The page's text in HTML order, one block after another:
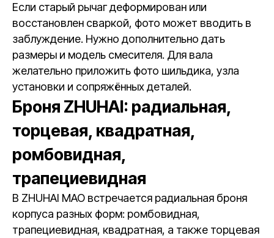
Если старый рычаг деформирован или
восстановлен сваркой, фото может вводить в
заблуждение. Нужно дополнительно дать
размеры и модель смесителя. Для вала
желательно приложить фото шильдика, узла
установки и сопряжённых деталей.
Броня ZHUHAI: радиальная,
торцевая, квадратная,
ромбовидная,
трапециевидная
В ZHUHAI MAO встречается радиальная броня
корпуса разных форм: ромбовидная,
трапециевидная, квадратная, а также торцевая